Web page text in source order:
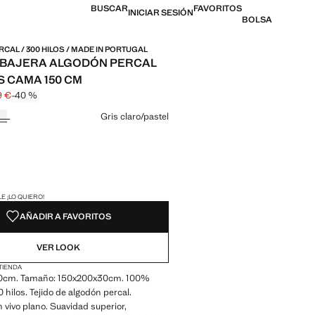
BUSCARINICIAR SESIÓNFAVORITOS
BOLSA
/ 300 HILOS / MADE IN PORTUGAL
ALGODÓN PERCAL
CAMA 150 CM
[29,99 € ]
€ ]
€-40 %
color
Gris claro/pastel
¡LO QUIERO!
AÑADIR A FAVORITOS
VER LOOK
Tamaño: 150x200x30cm. 100%
hilos. Tejido de algodón percal.
vivo plano. Suavidad superior,